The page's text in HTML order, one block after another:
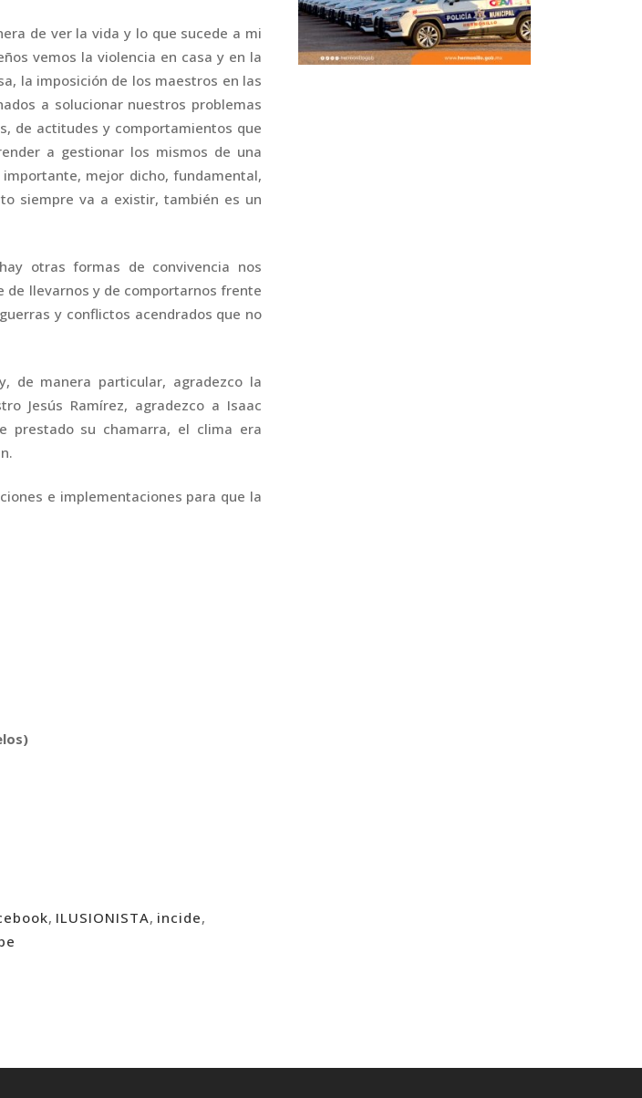
de ver la vida y lo que sucede a mi
vemos la violencia en casa y en la
la imposición de los maestros en las
a solucionar nuestros problemas
de actitudes y comportamientos que
a gestionar los mismos de una
mejor dicho, fundamental,
siempre va a existir, también es un
otras formas de convivencia nos
de llevarnos y de comportarnos frente
y conflictos acendrados que no
de manera particular, agradezco la
Jesús Ramírez, agradezco a Isaac
prestado su chamarra, el clima era
e implementaciones para que la
, ILUSIONISTA, incide,